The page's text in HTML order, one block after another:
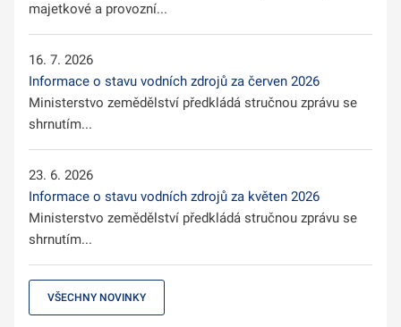
majetkové a provozní...
16. 7. 2026
Informace o stavu vodních zdrojů za červen 2026
Ministerstvo zemědělství předkládá stručnou zprávu se
shrnutím...
23. 6. 2026
Informace o stavu vodních zdrojů za květen 2026
Ministerstvo zemědělství předkládá stručnou zprávu se
shrnutím...
VŠECHNY NOVINKY